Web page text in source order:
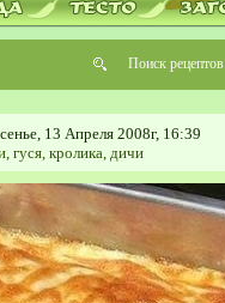
Поиск рецептов
13 Апреля 2008г, 16:39
гуся, кролика, дичи